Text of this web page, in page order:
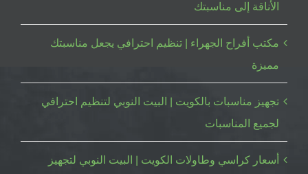
الأناقة إلى مناسبتك
مكتب أفراح الجهراء | تنظيم احترافي يجعل مناسبتك
مميزة
تجهيز مناسبات بالكويت | البيت النوبي لتنظيم احترافي
لجميع المناسبات
أسعار كراسي وطاولات الكويت | البيت النوبي لتجهيز